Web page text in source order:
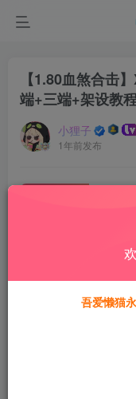
【1.80血煞合击
端+三端+架设教
小狸子
1年前发布
此内容为付费资源，
黄金会员猫粮
本站所有资源均为
吾爱懒猫